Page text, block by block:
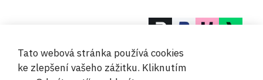
Tato webová stránka používá cookies
ke zlepšení vašeho zážitku. Kliknutím